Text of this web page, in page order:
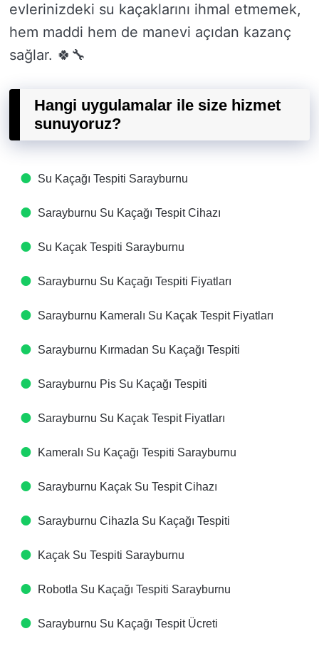
evlerinizdeki su kaçaklarını ihmal etmemek,
hem maddi hem de manevi açıdan kazanç
sağlar. 🍀🔧
Hangi uygulamalar ile size hizmet
sunuyoruz?
Su Kaçağı Tespiti​ Sarayburnu
Sarayburnu Su Kaçağı Tespit Cihazı​
Su Kaçak Tespiti​ Sarayburnu
Sarayburnu Su Kaçağı Tespiti Fiyatları​
Sarayburnu Kameralı Su Kaçak Tespit Fiyatları​
Sarayburnu Kırmadan Su Kaçağı Tespiti​
Sarayburnu Pis Su Kaçağı Tespiti​
Sarayburnu Su Kaçak Tespit Fiyatları​
Kameralı Su Kaçağı Tespiti​ Sarayburnu
Sarayburnu Kaçak Su Tespit Cihazı​
Sarayburnu Cihazla Su Kaçağı Tespiti​
Kaçak Su Tespiti​ Sarayburnu
Robotla Su Kaçağı Tespiti​ Sarayburnu
Sarayburnu Su Kaçağı Tespit Ücreti​